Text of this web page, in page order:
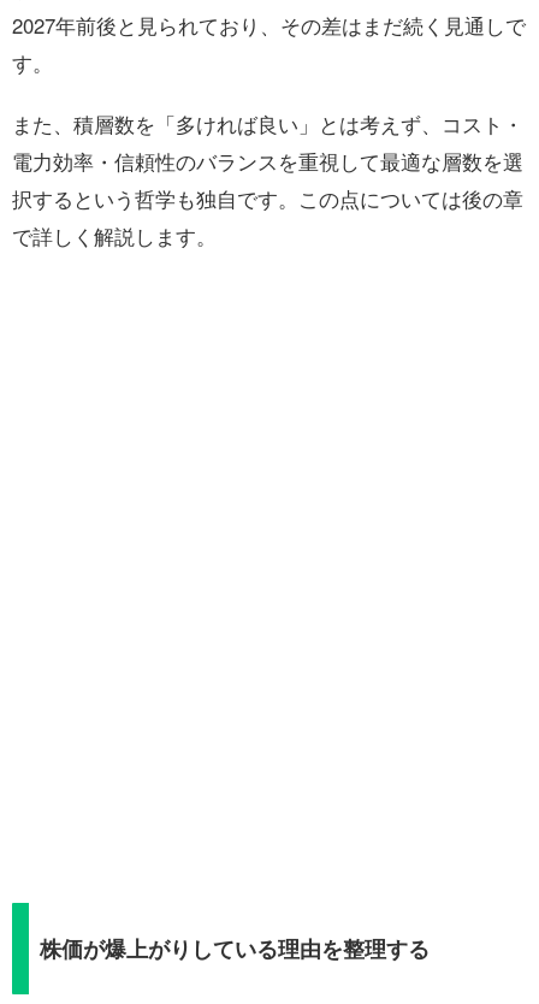
2027年前後と見られており、その差はまだ続く見通しで
す。
また、積層数を「多ければ良い」とは考えず、コスト・
電力効率・信頼性のバランスを重視して最適な層数を選
択するという哲学も独自です。この点については後の章
で詳しく解説します。
株価が爆上がりしている理由を整理する